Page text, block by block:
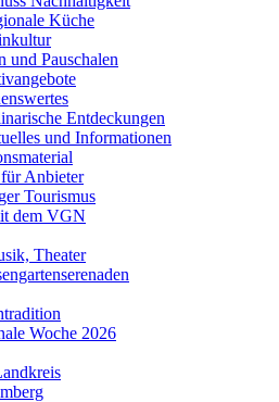
Küche
und Pauschalen
Entdeckungen
und Informationen
Anbieter
Tourismus
dem VGN
Theater
Woche 2026